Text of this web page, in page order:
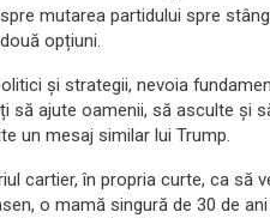
mutarea partidului spre
opțiuni.
și strategii, nevoia
să ajute oamenii, să asculte și
un mesaj similar lui Trump.
cartier, în propria curte, ca să
o mamă singură de 30 de